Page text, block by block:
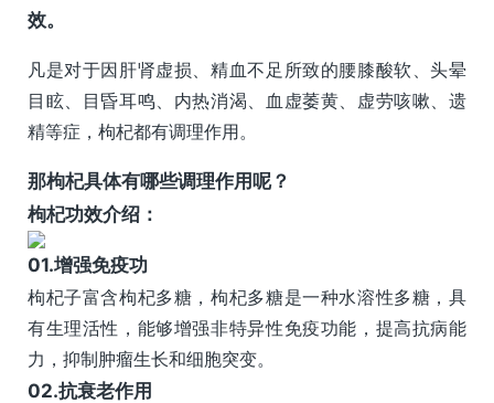
效。
凡是对于因肝肾虚损、精血不足所致的腰膝酸软、头晕
目眩、目昏耳鸣、内热消渴、血虚萎黄、虚劳咳嗽、遗
精等症，枸杞都有调理作用。
那枸杞具体有哪些调理作用呢？
枸杞功效介绍：
01.增强免疫功
枸杞子富含枸杞多糖，枸杞多糖是一种水溶性多糖，具
有生理活性，能够增强非特异性免疫功能，提高抗病能
力，抑制肿瘤生长和细胞突变。
02.抗衰老作用